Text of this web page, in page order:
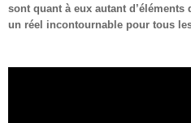
sont quant à eux autant d’éléments
un réel incontournable pour tous